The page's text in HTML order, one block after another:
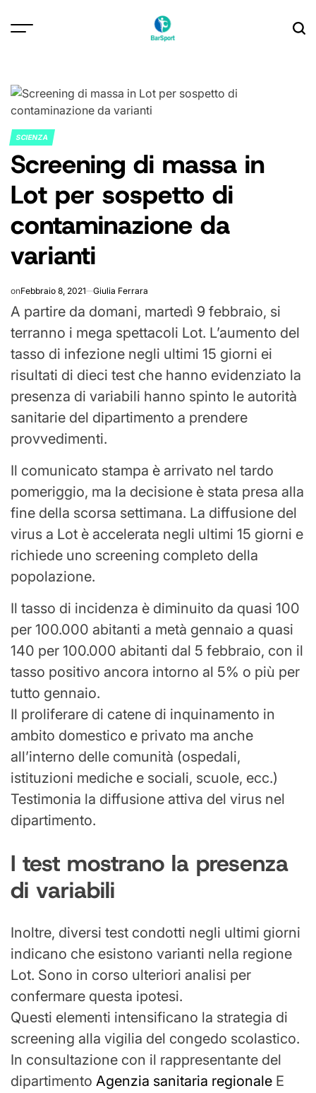
POSTED
IN
SCIENZA
Screening di massa in
Lot per sospetto di
contaminazione da
varianti
onFebbraio 8, 2021 Giulia Ferrara
A partire da domani, martedì 9 febbraio, si
terranno i mega spettacoli Lot. L’aumento del
tasso di infezione negli ultimi 15 giorni ei
risultati di dieci test che hanno evidenziato la
presenza di variabili hanno spinto le autorità
sanitarie del dipartimento a prendere
provvedimenti.
Il comunicato stampa è arrivato nel tardo
pomeriggio, ma la decisione è stata presa alla
fine della scorsa settimana. La diffusione del
virus a Lot è accelerata negli ultimi 15 giorni e
richiede uno screening completo della
popolazione.
Il tasso di incidenza è diminuito da quasi 100
per 100.000 abitanti a metà gennaio a quasi
140 per 100.000 abitanti dal 5 febbraio, con il
tasso positivo ancora intorno al 5% o più per
tutto gennaio.
Il proliferare di catene di inquinamento in
ambito domestico e privato ma anche
all’interno delle comunità (ospedali,
istituzioni mediche e sociali, scuole, ecc.)
Testimonia la diffusione attiva del virus nel
dipartimento.
I test mostrano la presenza
di variabili
Inoltre, diversi test condotti negli ultimi giorni
indicano che esistono varianti nella regione
Lot. Sono in corso ulteriori analisi per
confermare questa ipotesi.
Questi elementi intensificano la strategia di
screening alla vigilia del congedo scolastico.
In consultazione con il rappresentante del
dipartimento Agenzia sanitaria regionale E